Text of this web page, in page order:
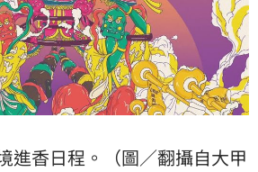
進香日程。（圖／翻攝自大甲